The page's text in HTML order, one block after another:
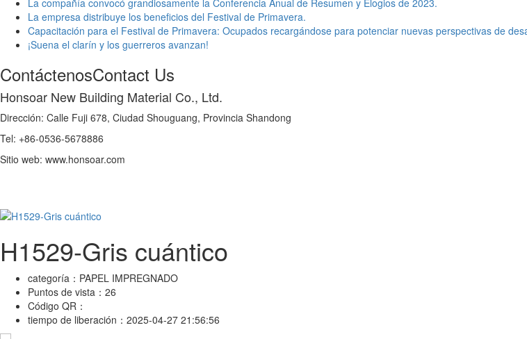
La empresa distribuye los beneficios del Festival de Primavera.
Capacitación para el Festival de Primavera: Ocupados recargándose para potenciar nuevas perspectivas de
¡Suena el clarín y los guerreros avanzan!
ContáctenosContact Us
Honsoar New Building Material Co., Ltd.
Dirección: Calle Fuji 678, Ciudad Shouguang, Provincia Shandong
Tel: +86-0536-5678886
Sitio web: www.honsoar.com
H1529-Gris cuántico
categoría： PAPEL IMPREGNADO
Puntos de vista： 26
Código QR：
tiempo de liberación： 2025-04-27 21:56:56